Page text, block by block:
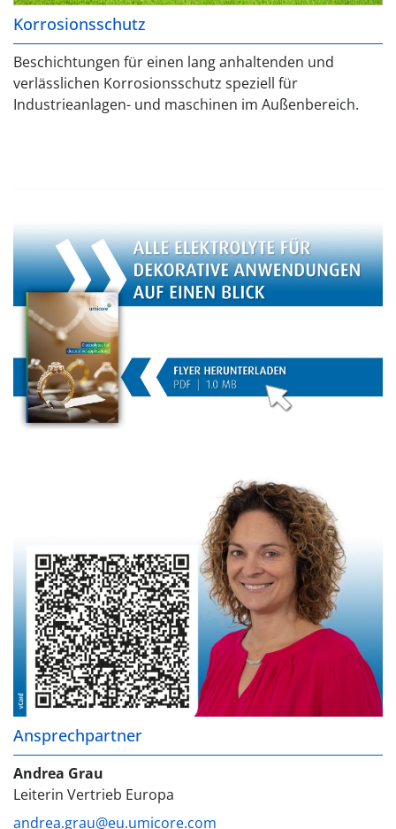
Korrosionsschutz
Beschichtungen für einen lang anhaltenden und
verlässlichen Korrosionsschutz speziell für
Industrieanlagen- und maschinen im Außenbereich.
Ansprechpartner
Andrea Grau
Leiterin Vertrieb Europa
andrea.grau@eu.umicore.com